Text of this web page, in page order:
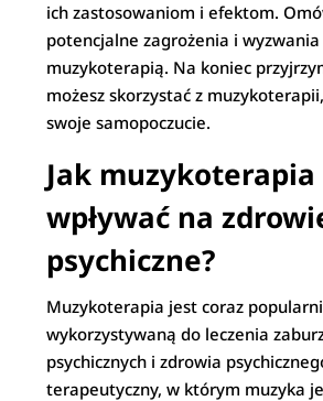
ich zastosowaniom i efektom.
potencjalne zagrożenia i wyzwania
muzykoterapią. Na koniec
możesz skorzystać z
swoje samopoczucie.
Jak muzykoterapia
wpływać na
psychiczne?
Muzykoterapia jest coraz
wykorzystywaną do leczenia
psychicznych i zdrowia
terapeutyczny, w którym muzyka